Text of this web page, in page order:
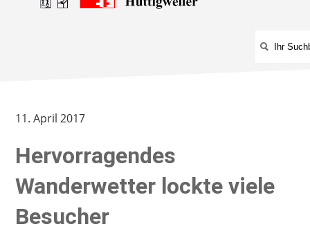
11. April 2017
Hervorragendes
Wanderwetter lockte viele
Besucher